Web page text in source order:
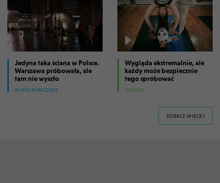
Jedyna taka ściana w Polsce.
Warszawa próbowała, ale
tam nie wyszło
W WOLNYM CZASIE
Wygląda ekstremalnie, ale
każdy może bezpiecznie
tego spróbować
W ŻYCIU
ZOBACZ WIĘCEJ